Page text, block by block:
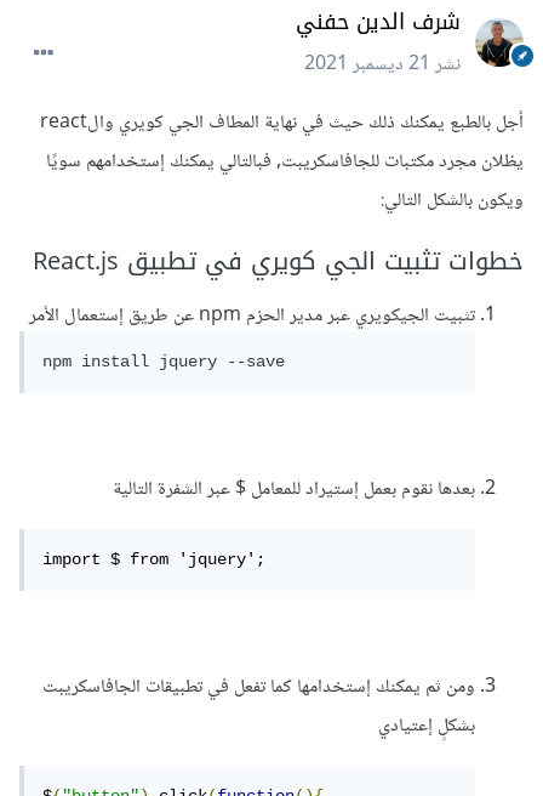
شرف الدين حفني
نشر21 ديسمبر 2021
أجل بالطبع يمكنك ذلك حيث في نهاية المطاف الجي كويري والreact
يظلان مجرد مكتبات للجافاسكريبت, فبالتالي يمكنك إستخدامهم سويًا
ويكون بالشكل التالي:
خطوات تثبيت الجي كويري في تطبيق React.js
تثبيت الجيكويري عبر مدير الحزم npm عن طريق إستعمال الأمر
npm install jquery --save
بعدها نقوم بعمل إستيراد للمعامل $ عبر الشفرة التالية
import $ from 'jquery';
ومن ثم يمكنك إستخدامها كما تفعل في تطبيقات الجافاسكريبت
بشكلٍ إعتيادي